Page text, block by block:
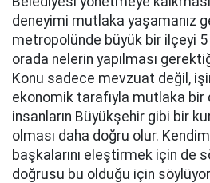
deneyimi mutlaka yaşamanız
metropolünde büyük bir ilçeyi 5
orada nelerin yapılması
Konu sadece mevzuat değil,
ekonomik tarafıyla mutlaka bir
insanların Büyükşehir gibi bir
olması daha doğru olur.
başkalarını eleştirmek için de
doğrusu bu olduğu için